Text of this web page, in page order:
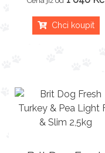
Chci koupit